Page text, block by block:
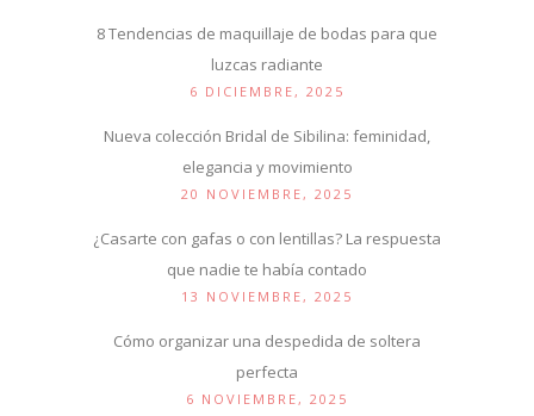
8 Tendencias de maquillaje de bodas para que
luzcas radiante
6 DICIEMBRE, 2025
Nueva colección Bridal de Sibilina: feminidad,
elegancia y movimiento
20 NOVIEMBRE, 2025
¿Casarte con gafas o con lentillas? La respuesta
que nadie te había contado
13 NOVIEMBRE, 2025
Cómo organizar una despedida de soltera
perfecta
6 NOVIEMBRE, 2025